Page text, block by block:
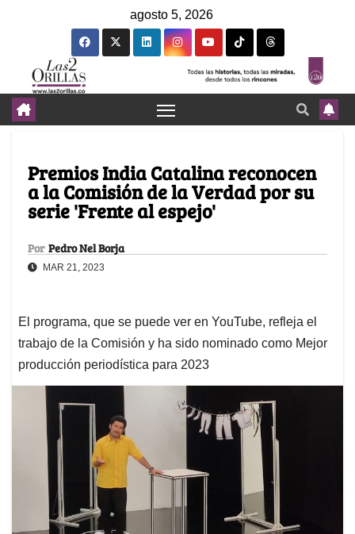
agosto 5, 2026
Premios India Catalina reconocen
a la Comisión de la Verdad por su
serie 'Frente al espejo'
Por Pedro Nel Borja
MAR 21, 2023
El programa, que se puede ver en YouTube, refleja el
trabajo de la Comisión y ha sido nominado como Mejor
producción periodística para 2023